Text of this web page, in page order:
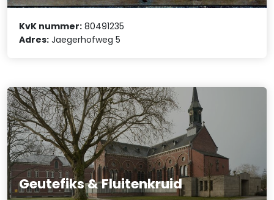
KvK nummer: 80491235
Adres: Jaegerhofweg 5
Geutefiks & Fluitenkruid